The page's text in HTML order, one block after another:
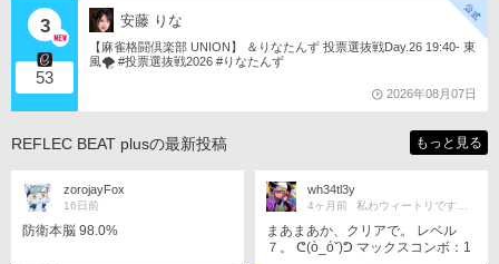
3
53
安藤 りな
【麻雀格闘倶楽部 UNION】 ＆りなたんず 投票選抜戦Day.26 19:40- 東
風🌪️ #投票選抜戦2026 #りなたんず
2026年08月07日
REFLEC BEAT plusの最新投稿 もっと見る
zorojayFox
16日前
防衛本脳 98.0%
wh34tl3y
4ヶ月前 私わウィートリです、はじめまして！
まあまあか、クリアで。 レベル
７。 ᕦ(ò_óˇ)ᕤ マックスコンボ：1